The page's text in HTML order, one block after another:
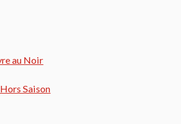
au Noir
Saison